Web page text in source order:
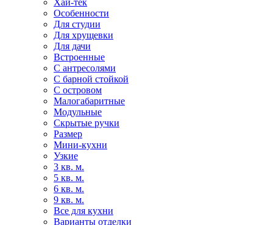
Хай-тек
Особенности
Для студии
Для хрущевки
Для дачи
Встроенные
С антресолями
С барной стойкой
С островом
Малогабаритные
Модульные
Скрытые ручки
Размер
Мини-кухни
Узкие
3 кв. м.
5 кв. м.
6 кв. м.
9 кв. м.
Все для кухни
Варианты отделки